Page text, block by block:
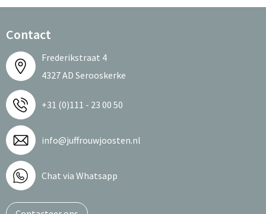
Contact
Frederikstraat 4
4327 AD Serooskerke
+31 (0)111 - 23 00 50
info@juffrouwjoosten.nl
Chat via Whatsapp